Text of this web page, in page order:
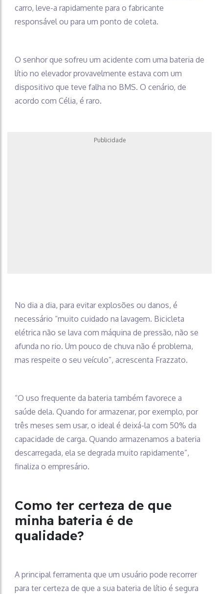
carro, leve-a rapidamente para o fabricante
responsável ou para um ponto de coleta.
O senhor que sofreu um acidente com uma bateria de
lítio no elevador provavelmente estava com um
dispositivo que teve falha no BMS. O cenário, de
acordo com Célia, é raro.
Publicidade
No dia a dia, para evitar explosões ou danos, é
necessário “muito cuidado na lavagem. Bicicleta
elétrica não se lava com máquina de pressão, não se
afunda no rio. Um pouco de chuva não é problema,
mas respeite o seu veículo”, acrescenta Frazzato.
“O uso frequente da bateria também favorece a
saúde dela. Quando for armazenar, por exemplo, por
três meses sem usar, o ideal é deixá-la com 50% da
capacidade de carga. Quando armazenamos a bateria
descarregada, ela se degrada muito rapidamente”,
finaliza o empresário.
Como ter certeza de que
minha bateria é de
qualidade?
A principal ferramenta que um usuário pode recorrer
para ter certeza de que a sua bateria de lítio é segura